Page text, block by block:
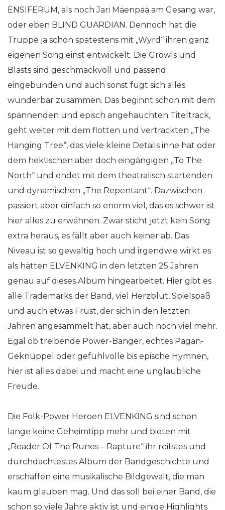
ENSIFERUM, als noch Jari Mäenpää am Gesang war,
oder eben BLIND GUARDIAN. Dennoch hat die
Truppe ja schon spätestens mit „Wyrd“ ihren ganz
eigenen Song einst entwickelt. Die Growls und
Blasts sind geschmackvoll und passend
eingebunden und auch sonst fügt sich alles
wunderbar zusammen. Das beginnt schon mit dem
spannenden und episch angehauchten Titeltrack,
geht weiter mit dem flotten und vertrackten „The
Hanging Tree“, das viele kleine Details inne hat oder
dem hektischen aber doch eingängigen „To The
North“ und endet mit dem theatralisch startenden
und dynamischen „The Repentant“. Dazwischen
passiert aber einfach so enorm viel, das es schwer ist
hier alles zu erwähnen. Zwar sticht jetzt kein Song
extra heraus, es fällt aber auch keiner ab. Das
Niveau ist so gewaltig hoch und irgendwie wirkt es
als hätten ELVENKING in den letzten 25 Jahren
genau auf dieses Album hingearbeitet. Hier gibt es
alle Trademarks der Band, viel Herzblut, Spielspaß
und auch etwas Frust, der sich in den letzten
Jahren angesammelt hat, aber auch noch viel mehr.
Egal ob treibende Power-Banger, echtes Pagan-
Geknüppel oder gefühlvolle bis epische Hymnen,
hier ist alles dabei und macht eine unglaubliche
Freude.
Die Folk-Power Heroen ELVENKING sind schon
lange keine Geheimtipp mehr und bieten mit
„Reader Of The Runes – Rapture“ ihr reifstes und
durchdachtestes Album der Bandgeschichte und
erschaffen eine musikalische Bildgewalt, die man
kaum glauben mag. Und das soll bei einer Band, die
schon so viele Jahre aktiv ist und einige Highlights